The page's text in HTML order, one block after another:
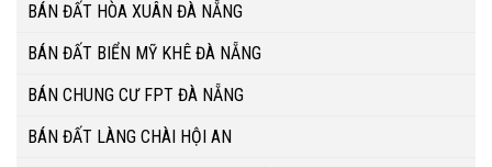
BÁN ĐẤT HÒA XUÂN ĐÀ NẴNG
BÁN ĐẤT BIỂN MỸ KHÊ ĐÀ NẴNG
BÁN CHUNG CƯ FPT ĐÀ NẴNG
BÁN ĐẤT LÀNG CHÀI HỘI AN